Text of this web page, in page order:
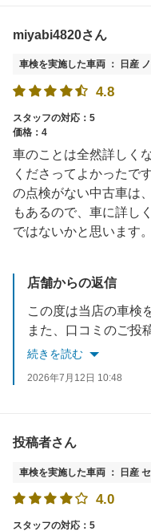
miyabi4820さん
車検を実施した車両 ： 日産
4.8
スタッフの対応：5
価格：4
車のことは全然詳しく
くださってよかったで
の点検がない中古車は
もあるので、車に詳し
ではないかと思います。
店舗からの返信
また、口コミのご投
続きを読む
2026年7月12日 10:48
投稿者さん
車検を実施した車両 ： 日産
4.0
スタッフの対応：5